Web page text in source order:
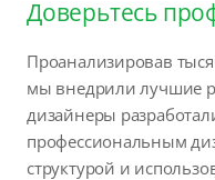
Доверьтесь
Проанализировав
мы внедрили лучшие
дизайнеры
профессиональным
структурой и